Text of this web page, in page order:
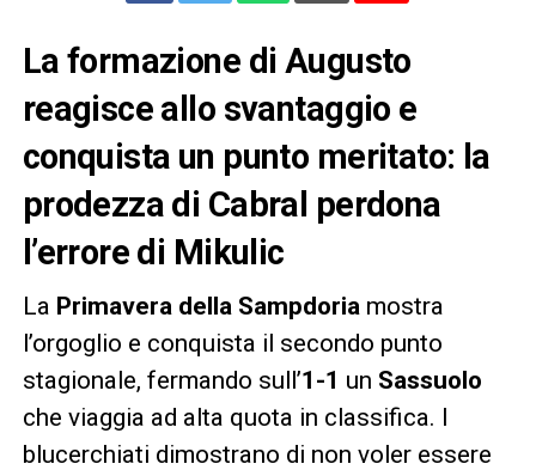
La formazione di Augusto
reagisce allo svantaggio e
conquista un punto meritato: la
prodezza di Cabral perdona
l’errore di Mikulic
La Primavera della Sampdoria mostra
l’orgoglio e conquista il secondo punto
stagionale, fermando sull’1-1 un Sassuolo
che viaggia ad alta quota in classifica. I
blucerchiati dimostrano di non voler essere